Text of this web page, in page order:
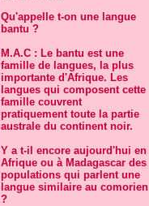
Qu'appelle t-on une langue
bantu ?
M.A.C : Le bantu est une
famille de langues, la plus
importante d'Afrique. Les
langues qui composent cette
famille couvrent
pratiquement toute la partie
australe du continent noir.
Y a t-il encore aujourd'hui en
Afrique ou à Madagascar des
populations qui parlent une
langue similaire au comorien
?